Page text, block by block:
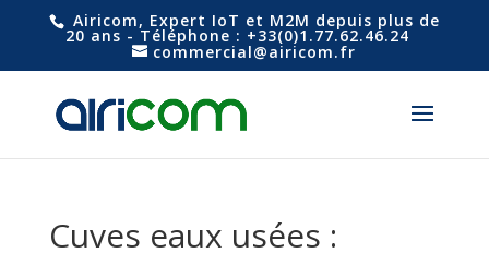
Airicom, Expert IoT et M2M depuis plus de
20 ans - Téléphone : +33(0)1.77.62.46.24
commercial@airicom.fr
Cuves eaux usées :